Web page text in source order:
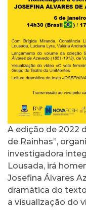
A edição de 2022
de Rainhas”,
investigadora
Lousada, irá
Josefina Álvares
dramática do texto
a visualização do